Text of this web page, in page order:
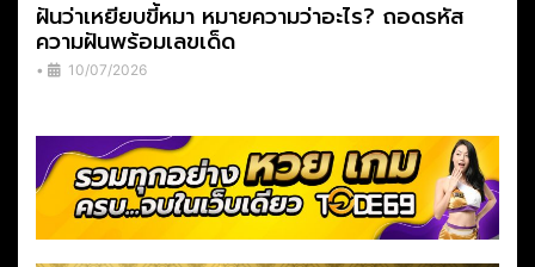
ฝันว่าเหยียบขี้หมา หมายความว่าอะไร? ถอดรหัส
ความฝันพร้อมเลขเด็ด
• 10/07/2026